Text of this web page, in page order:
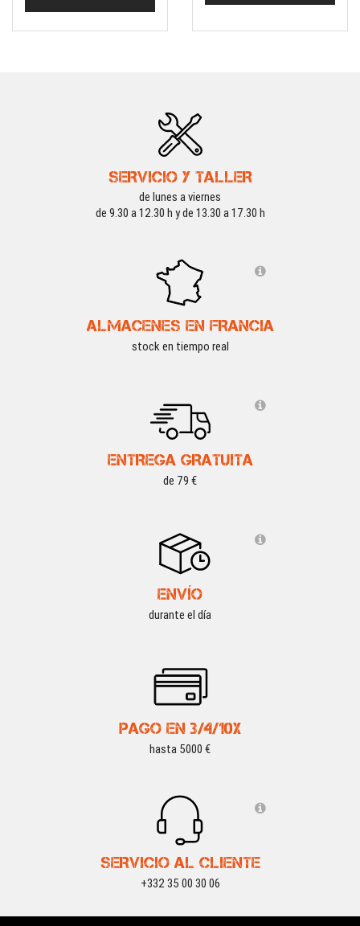
SERVICIO Y TALLER
de lunes a viernes
de 9.30 a 12.30 h y de 13.30 a 17.30 h
ALMACENES EN FRANCIA
stock en tiempo real
ENTREGA GRATUITA
de 79 €
ENVÍO
durante el día
PAGO EN 3/4/10X
hasta 5000 €
SERVICIO AL CLIENTE
+332 35 00 30 06